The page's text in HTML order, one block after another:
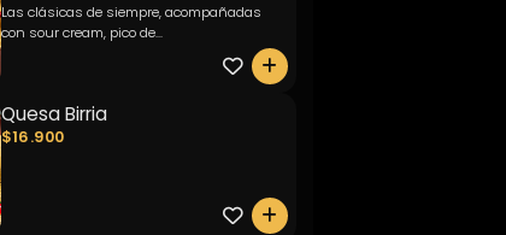
Las clásicas de siempre, acompañadas
con sour cream, pico de...
0
Quesa Birria
$16.900
0